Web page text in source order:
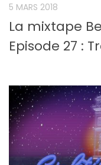
5 MARS 2018
La mixtape
Episode 27 :